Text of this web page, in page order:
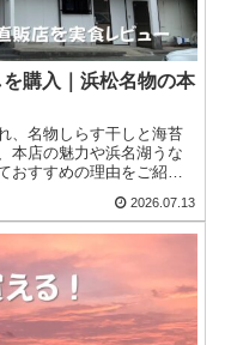
購入｜浜松名物の本
、名物しらす干しと海苔
本店の魅力や浜名湖うな
おすすめの理由をご紹介
2026.07.13